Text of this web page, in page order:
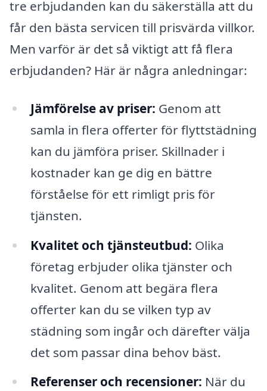
tre erbjudanden kan du säkerställa att du
får den bästa servicen till prisvärda villkor.
Men varför är det så viktigt att få flera
erbjudanden? Här är några anledningar:
Jämförelse av priser: Genom att
samla in flera offerter för flyttstädning
kan du jämföra priser. Skillnader i
kostnader kan ge dig en bättre
förståelse för ett rimligt pris för
tjänsten.
Kvalitet och tjänsteutbud: Olika
företag erbjuder olika tjänster och
kvalitet. Genom att begära flera
offerter kan du se vilken typ av
städning som ingår och därefter välja
det som passar dina behov bäst.
Referenser och recensioner: När du